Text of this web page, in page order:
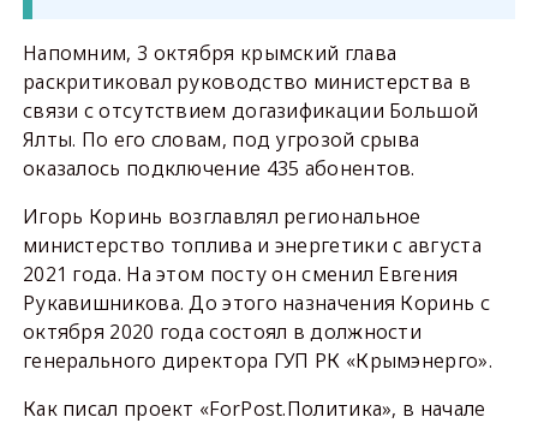
Напомним, 3 октября крымский глава
раскритиковал руководство министерства в
связи с отсутствием догазификации Большой
Ялты. По его словам, под угрозой срыва
оказалось подключение 435 абонентов.
Игорь Коринь возглавлял региональное
министерство топлива и энергетики с августа
2021 года. На этом посту он сменил Евгения
Рукавишникова. До этого назначения Коринь с
октября 2020 года состоял в должности
генерального директора ГУП РК «Крымэнерго».
Как писал проект «ForPost.Политика», в начале